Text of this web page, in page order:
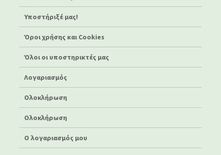
Υποστήριξέ μας!
Όροι χρήσης και Cookies
Όλοι οι υποστηρικτές μας
Λογαριασμός
Ολοκλήρωση
Ολοκλήρωση
Ο λογαριασμός μου